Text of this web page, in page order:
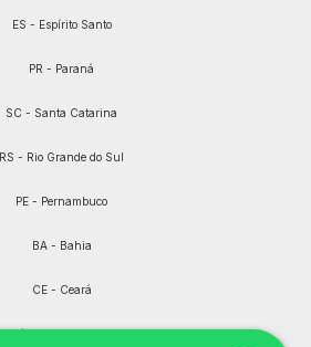
ES - Espírito Santo
PR - Paraná
SC - Santa Catarina
RS - Rio Grande do Sul
PE - Pernambuco
BA - Bahia
CE - Ceará